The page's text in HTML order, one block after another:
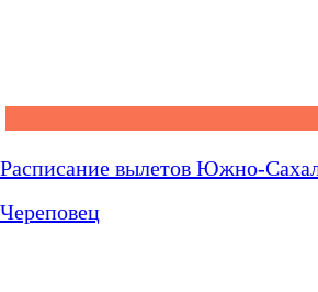
Расписание вылетов Южно-
Череповец